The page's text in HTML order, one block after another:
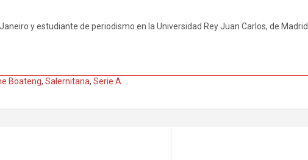
y estudiante de periodismo en la Universidad Rey Juan Carlos, de
Boateng, Salernitana, Serie A